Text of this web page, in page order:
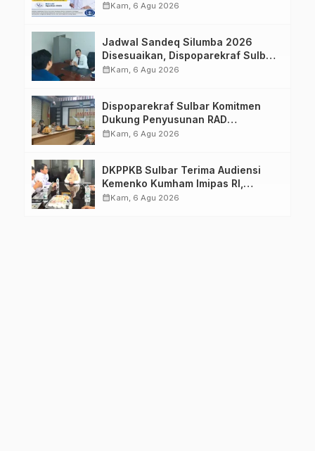
Imelda, Sp.Rad
calendar_monthKam, 6 Agu 2026
Jadwal Sandeq Silumba 2026
Disesuaikan, Dispoparekraf Sulbar
Pastikan Persiapan Tetap
calendar_monthKam, 6 Agu 2026
Dispoparekraf Sulbar Komitmen
Dukung Penyusunan RAD
TPB/SDGs Sulawesi Barat
calendar_monthKam, 6 Agu 2026
DKPPKB Sulbar Terima Audiensi
Kemenko Kumham Imipas RI,
Perkuat Pelayanan Kesehatan bagi
calendar_monthKam, 6 Agu 2026